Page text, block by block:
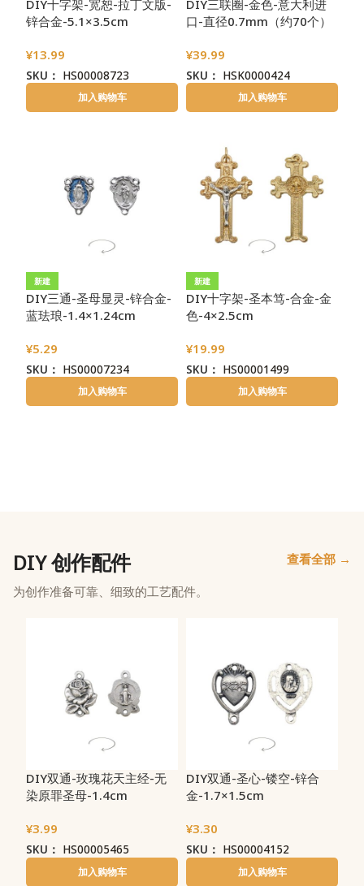
DIY十字架-宽恕-拉丁文版-
锌合金-5.1×3.5cm
¥13.99
SKU： HS00008723
加入购物车
DIY三联圈-金色-意大利进
口-直径0.7mm（约70个）
¥39.99
SKU： HSK0000424
加入购物车
新建
DIY三通-圣母显灵-锌合金-
蓝珐琅-1.4×1.24cm
¥5.29
SKU： HS00007234
加入购物车
新建
DIY十字架-圣本笃-合金-金
色-4×2.5cm
¥19.99
SKU： HS00001499
加入购物车
DIY 创作配件
为创作准备可靠、细致的工艺配件。
查看全部 →
DIY双通-玫瑰花天主经-无
染原罪圣母-1.4cm
¥3.99
SKU： HS00005465
加入购物车
DIY双通-圣心-镂空-锌合
金-1.7×1.5cm
¥3.30
SKU： HS00004152
加入购物车